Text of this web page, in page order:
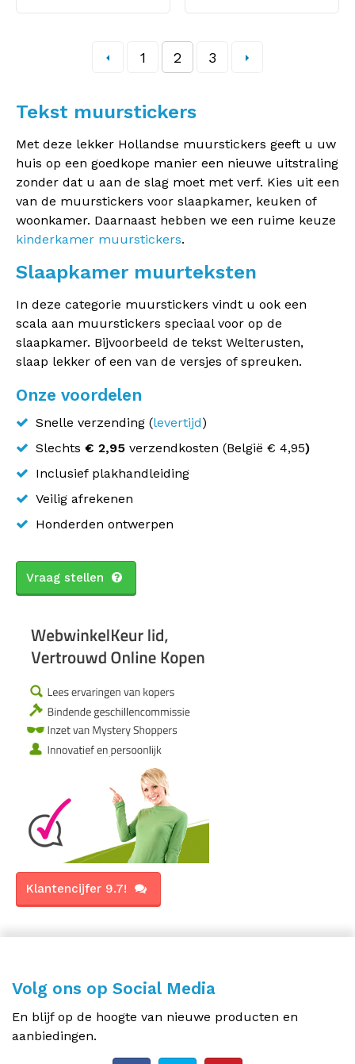
1 2 3
Tekst muurstickers
Met deze lekker Hollandse muurstickers geeft u uw
huis op een goedkope manier een nieuwe uitstraling
zonder dat u aan de slag moet met verf. Kies uit een
van de muurstickers voor slaapkamer, keuken of
woonkamer. Daarnaast hebben we een ruime keuze
kinderkamer muurstickers.
Slaapkamer muurteksten
In deze categorie muurstickers vindt u ook een
scala aan muurstickers speciaal voor op de
slaapkamer. Bijvoorbeeld de tekst Welterusten,
slaap lekker of een van de versjes of spreuken.
Onze voordelen
Snelle verzending (levertijd)
Slechts € 2,95 verzendkosten (België € 4,95)
Inclusief plakhandleiding
Veilig afrekenen
Honderden ontwerpen
Vraag stellen
Klantencijfer 9.7!
Volg ons op Social Media
En blijf op de hoogte van nieuwe producten en
aanbiedingen.